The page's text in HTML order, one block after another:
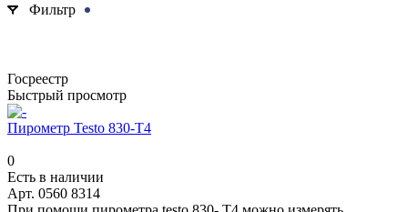
Фильтр
Госреестр
Быстрый просмотр
Пирометр Testo 830-T4
0
Есть в наличии
Арт. 0560 8314